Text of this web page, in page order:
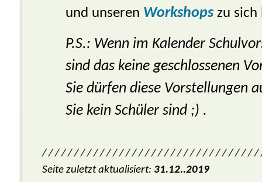
und unseren Workshopszu sich
P.S.: Wenn im Kalender
sind das keine geschlossenen
Sie dürfen diese Vorstellungen
Sie kein Schüler sind ;) .
/ / / / / / / / / / / / / / / / / / / / / / / / / / / / / / / / /
Seite zuletzt aktualisiert: 31.12..2019